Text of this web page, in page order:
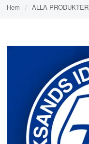
Hem / ALLA PRODUKTER